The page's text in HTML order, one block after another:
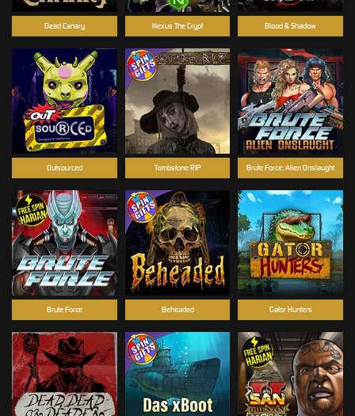
Brute Force
Blood & Shadow
Outsourced
Beheaded
Brute Force: Alien Onslaught
Nexus The Crypt
Gator Hunters
Tombstone RIP
Dead Canary